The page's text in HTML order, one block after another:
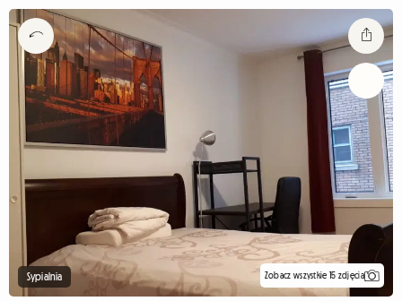
Sypialnia Zobacz wszystkie 15 zdjęcia